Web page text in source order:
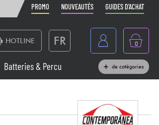
PROMO NOUVEAUTÉS GUIDES D'ACHAT
HOTLINE FR 0
Batteries & Percu
de catégories